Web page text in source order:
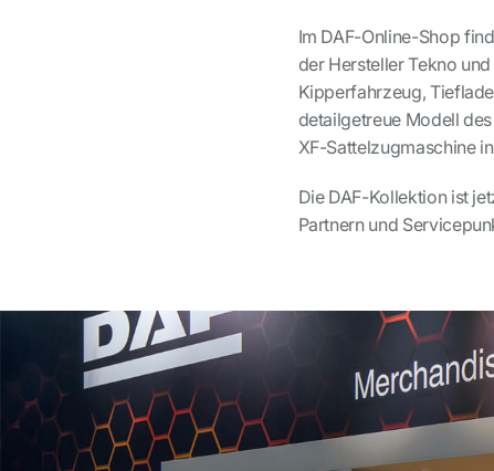
Im DAF-Online-Shop
der Hersteller Tekno
Kipperfahrzeug,
detailgetreue Modell
XF-Sattelzugmaschine
Die DAF-Kollektion ist
Partnern und